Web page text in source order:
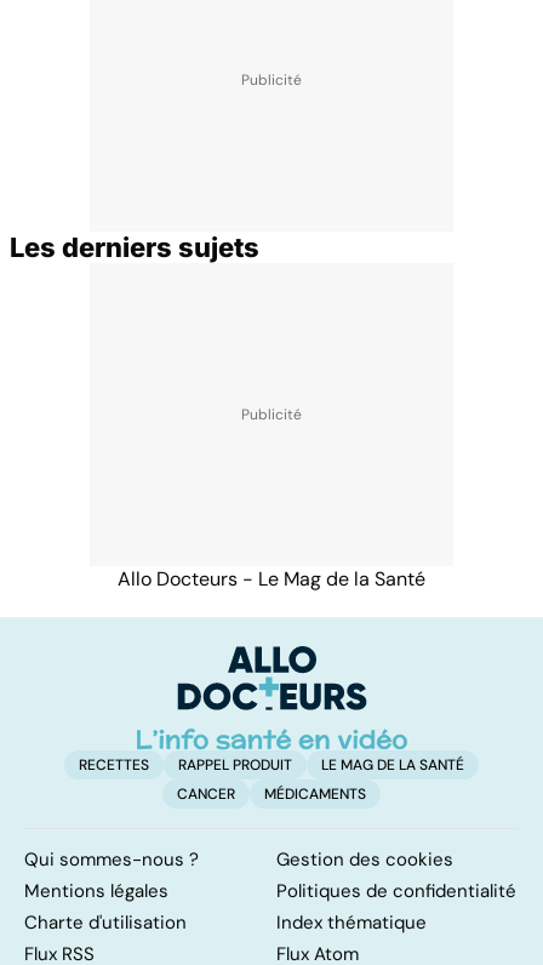
Les derniers sujets
Allo Docteurs - Le Mag de la Santé
RECETTES RAPPEL PRODUIT
LE MAG DE LA SANTÉ
CANCER
MÉDICAMENTS
Qui sommes-nous ?
Gestion des cookies
Mentions légales
Politiques de confidentialité
Charte d'utilisation
Index thématique
Flux RSS
Flux Atom